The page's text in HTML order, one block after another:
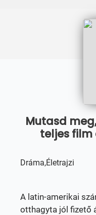
Mutasd
teljes
Dráma,Életrajzi
A latin-amerikai
otthagyta jól fizető